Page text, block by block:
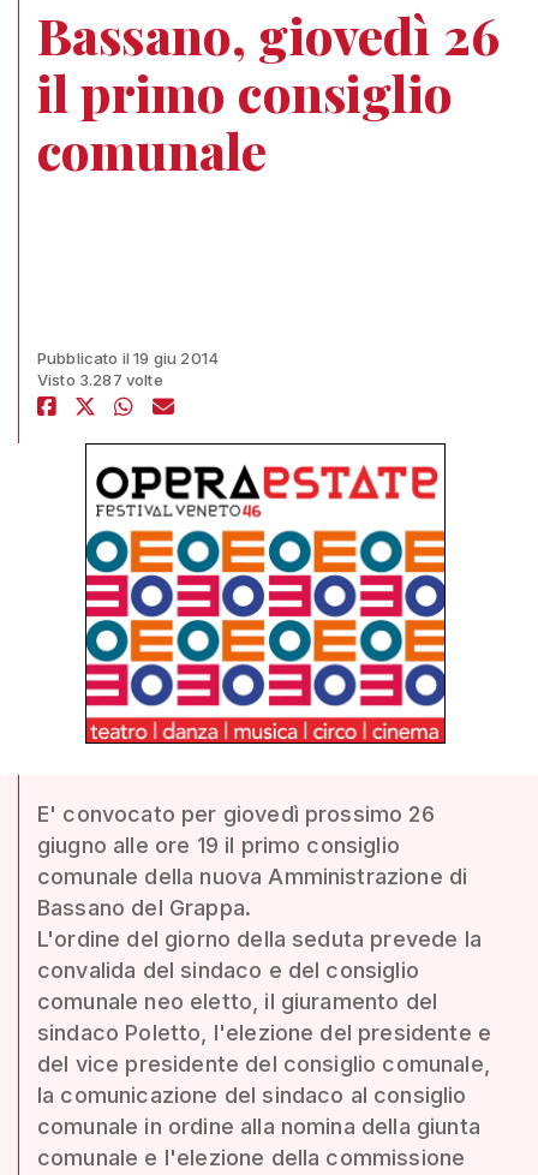
Bassano, giovedì 26
il primo consiglio
comunale
Pubblicato il 19 giu 2014
Visto 3.287 volte
E' convocato per giovedì prossimo 26
giugno alle ore 19 il primo consiglio
comunale della nuova Amministrazione di
Bassano del Grappa.
L'ordine del giorno della seduta prevede la
convalida del sindaco e del consiglio
comunale neo eletto, il giuramento del
sindaco Poletto, l'elezione del presidente e
del vice presidente del consiglio comunale,
la comunicazione del sindaco al consiglio
comunale in ordine alla nomina della giunta
comunale e l'elezione della commissione